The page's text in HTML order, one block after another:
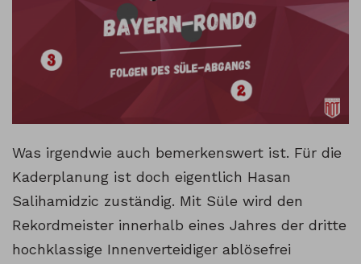
Was irgendwie auch bemerkenswert ist. Für die
Kaderplanung ist doch eigentlich Hasan
Salihamidzic zuständig. Mit Süle wird den
Rekordmeister innerhalb eines Jahres der dritte
hochklassige Innenverteidiger ablösefrei